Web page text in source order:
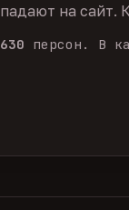
на сайт.
персон. В